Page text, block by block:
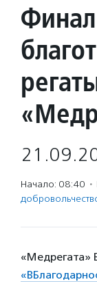
Финал
Начало: 08:40 ·
«Медрегата»